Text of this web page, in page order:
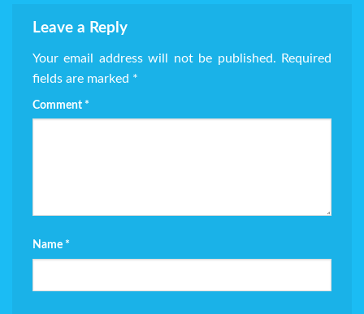
Leave a Reply
Your email address will not be published. Required
fields are marked *
Comment *
Name *